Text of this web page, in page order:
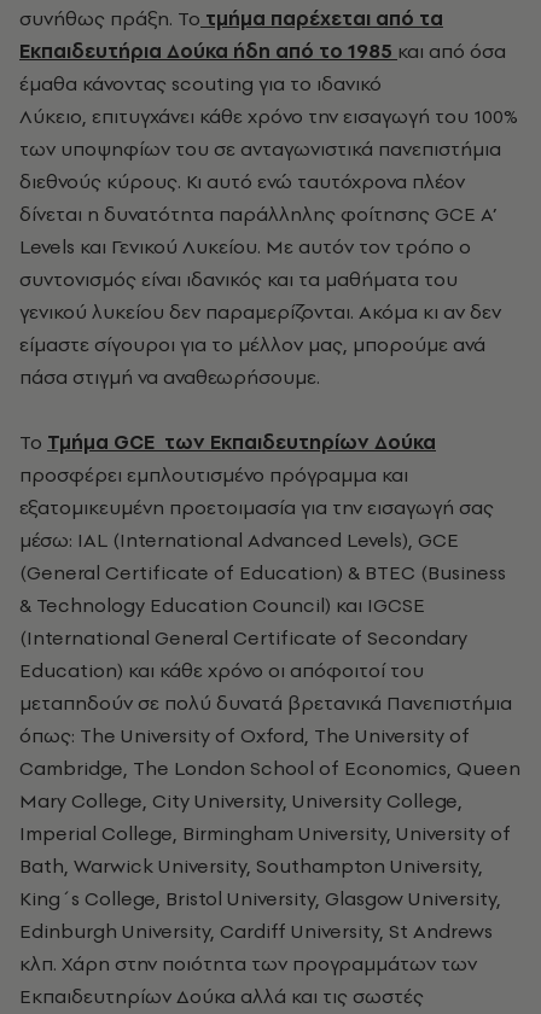
συνήθως πράξη. Το τμήμα παρέχεται από τα
Εκπαιδευτήρια Δούκα ήδη από το 1985 και από όσα
έμαθα κάνοντας scouting για το ιδανικό
Λύκειο, επιτυγχάνει κάθε χρόνο την εισαγωγή του 100%
των υποψηφίων του σε ανταγωνιστικά πανεπιστήμια
διεθνούς κύρους. Κι αυτό ενώ ταυτόχρονα πλέον
δίνεται η δυνατότητα παράλληλης φοίτησης GCE A’
Levels και Γενικού Λυκείου. Με αυτόν τον τρόπο ο
συντονισμός είναι ιδανικός και τα μαθήματα του
γενικού λυκείου δεν παραμερίζονται. Ακόμα κι αν δεν
είμαστε σίγουροι για το μέλλον μας, μπορούμε ανά
πάσα στιγμή να αναθεωρήσουμε.
Το Τμήμα GCE των Εκπαιδευτηρίων Δούκα
προσφέρει εμπλουτισμένο πρόγραμμα και
εξατομικευμένη προετοιμασία για την εισαγωγή σας
μέσω: IAL (International Advanced Levels), GCE
(General Certificate of Education) & BTEC (Business
& Technology Education Council) και IGCSE
(International General Certificate of Secondary
Education) και κάθε χρόνο οι απόφοιτοί του
μεταπηδούν σε πολύ δυνατά βρετανικά Πανεπιστήμια
όπως: The University of Oxford, The University of
Cambridge, The London School of Economics, Queen
Mary College, City University, University College,
Imperial College, Birmingham University, University of
Bath, Warwick University, Southampton University,
King΄s College, Bristol University, Glasgow University,
Edinburgh University, Cardiff University, St Andrews
κλπ. Χάρη στην ποιότητα των προγραμμάτων των
Εκπαιδευτηρίων Δούκα αλλά και τις σωστές